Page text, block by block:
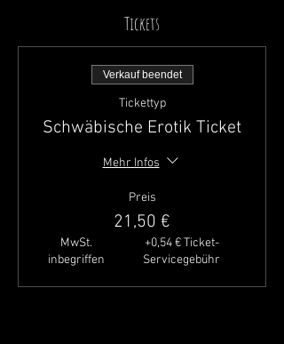
Tickets
Verkauf beendet
Tickettyp
Schwäbische Erotik Ticket
Mehr Infos
Preis
21,50 €
MwSt.
inbegriffen
+0,54 € Ticket-
Servicegebühr